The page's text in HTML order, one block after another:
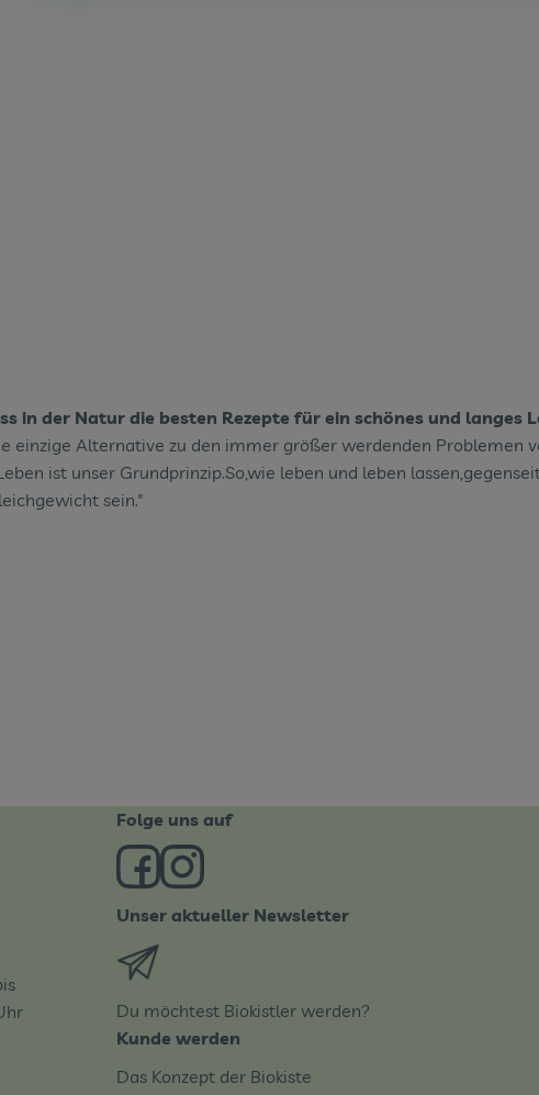
in der Natur die besten Rezepte für ein schönes und langes
einzige Alternative zu den immer größer werdenden Problemen
ist unser Grundprinzip.So,wie leben und leben
sein."
Folge uns auf
Externer Link zu https://www.facebook.com/
Externer Link zu https://
Unser aktueller Newsletter
Externer Link zu https://biobote.de/
Du möchtest Biokistler werden?
Kunde werden
Das Konzept der Biokiste